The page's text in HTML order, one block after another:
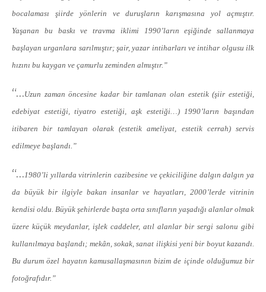
bocalaması şiirde yönlerin ve duruşların karışmasına yol açmıştır.
Yaşanan bu baskı ve travma iklimi 1990’ların eşiğinde sallanmaya
başlayan urganlara sarılmıştır; şair, yazar intiharları ve intihar olgusu ilk
hızını bu kaygan ve çamurlu zeminden almıştır.”
“…Uzun zaman öncesine kadar bir tamlanan olan estetik (şiir estetiği,
edebiyat estetiği, tiyatro estetiği, aşk estetiği…) 1990’ların başından
itibaren bir tamlayan olarak (estetik ameliyat, estetik cerrah) servis
edilmeye başlandı.”
“…1980’li yıllarda vitrinlerin cazibesine ve çekiciliğine dalgın dalgın ya
da büyük bir ilgiyle bakan insanlar ve hayatları, 2000’lerde vitrinin
kendisi oldu. Büyük şehirlerde başta orta sınıfların yaşadığı alanlar olmak
üzere küçük meydanlar, işlek caddeler, atıl alanlar bir sergi salonu gibi
kullanılmaya başlandı; mekân, sokak, sanat ilişkisi yeni bir boyut kazandı.
Bu durum özel hayatın kamusallaşmasının bizim de içinde olduğumuz bir
fotoğrafıdır.”